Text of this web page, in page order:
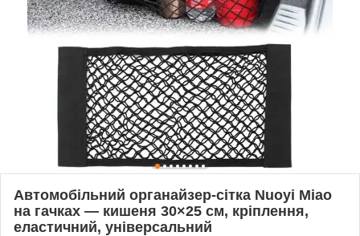
Автомобільний органайзер-сітка Nuoyi Miao
на гачках — кишеня 30×25 см, кріплення,
еластичний, універсальний